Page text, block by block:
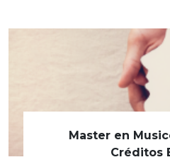
Master en
Créditos